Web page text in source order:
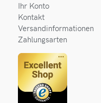
Ihr Konto
Kontakt
Versandinformationen
Zahlungsarten